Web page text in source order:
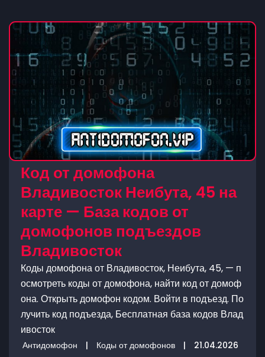
Код от домофона
Владивосток Неибута, 45 на
карте — База кодов от
домофонов подъездов
Владивосток
Коды домофона от Владивосток, Неибута, 45, — п
осмотреть коды от домофона, найти код от домоф
она. Открыть домофон кодом. Войти в подъезд. По
лучить код подъезда, Бесплатная база кодов Влад
ивосток
Антидомофон | Коды от домофонов | 21.04.2026